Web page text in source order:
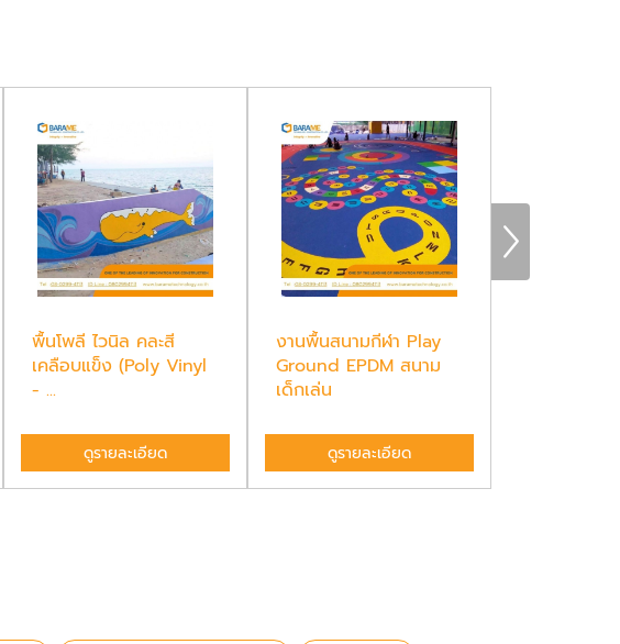
พื้นโพลี ไวนิล คละสี
เคลือบแข็ง (Poly Vinyl
- ...
ดูรายละเอียด
งานพื้นสนามกีฬา Play
Ground EPDM สนาม
เด็กเล่น
ดูรายละเอียด